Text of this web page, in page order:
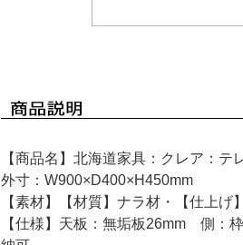
【商品名】北海道家具：クレア：テ
外寸：W900×D400×H450mm
【素材】【材質】ナラ材・【仕上げ
【仕様】天板：無垢板26mm 側：